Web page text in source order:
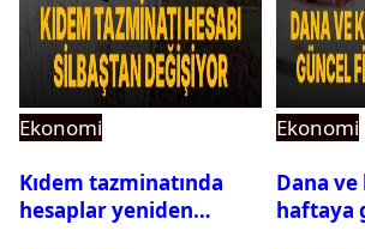
Ekonomi
Kıdem tazminatında
hesaplar yeniden
Ekonomi
Dana
haftaya